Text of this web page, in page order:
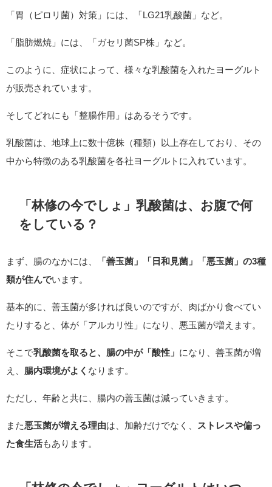
「胃（ピロリ菌）対策」には、「LG21乳酸菌」など。
「脂肪燃焼」には、「ガセリ菌SP株」など。
このように、症状によって、様々な乳酸菌を入れたヨーグルト
が販売されています。
そしてどれにも「整腸作用」はあるそうです。
乳酸菌は、地球上に数十億株（種類）以上存在しており、その
中から特徴のある乳酸菌を各社ヨーグルトに入れています。
「林修の今でしょ」乳酸菌は、お腹で何
をしている？
まず、腸のなかには、
「善玉菌」「日和見菌」「悪玉菌」の3種
類が住んでいます。
基本的に、善玉菌が多ければ良いのですが、肉ばかり食べてい
たりすると、体が「アルカリ性」になり、悪玉菌が増えます。
そこで乳酸菌を取ると、腸の中が「酸性」 になり、善玉菌が増
え、 腸内環境がよく なります。
ただし、年齢と共に、腸内の善玉菌は減っていきます。
また 悪玉菌が増える理由は、加齢だけでなく、
ストレスや偏っ
た食生活もあります。